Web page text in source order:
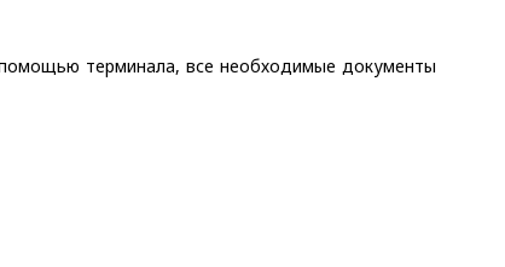
терминала, все необходимые документы